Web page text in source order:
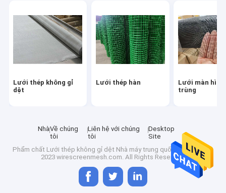
Lưới thép không gỉ
dệt
Lưới thép hàn
Lưới màn hình
trùng
NhàVề chúng
tôi
Liên hệ với chúng
tôi
Desktop
Site
Phẩm chất Lưới thép không gỉ dệt Nhà máy trung quốc.Copyright ©
2023 wirescreenmesh.com. All Rights Reserved.